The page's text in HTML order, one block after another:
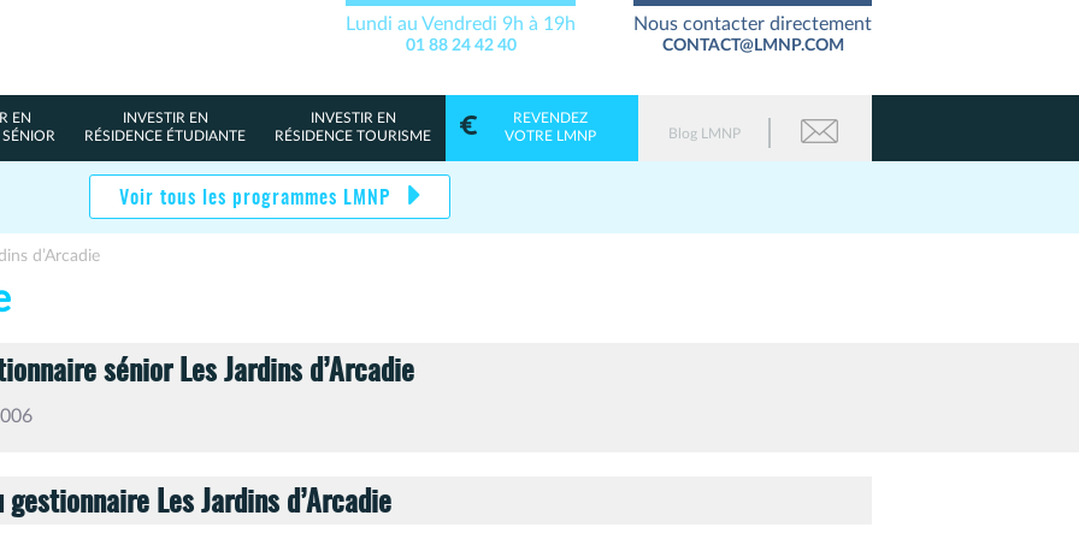
EN
SÉNIOR
INVESTIR EN
RÉSIDENCE ÉTUDIANTE
INVESTIR EN
RÉSIDENCE TOURISME
REVENDEZ
VOTRE LMNP
Blog LMNP
Lundi au Vendredi 9h à 19h
01 88 24 42 40
Nous contacter directement
CONTACT@LMNP.COM
Voir tous les programmes LMNP
sénior Les Jardins d’Arcadie
Les Jardins d’Arcadie
d’Arcadie